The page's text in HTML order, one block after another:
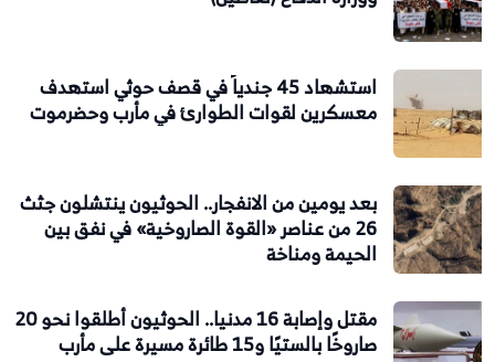
استشهاد 45 جندياً في قصف حوثي استهدف
معسكرين لقوات الطوارئ في مأرب وحضرموت
بعد يومين من الانفجار.. الحوثيون ينتشلون جثث
26 من عناصر «القوة الصاروخية» في نفق بين
الحيمة ومناخة
مقتل وإصابة 16 مدنيا.. الحوثيون أطلقوا نحو 20
صاروخًا بالستيًا و15 طائرة مسيرة على مأرب